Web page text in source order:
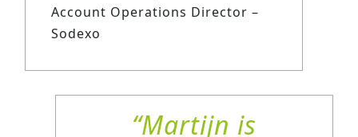
Account Operations Director –
Sodexo
Martijn is